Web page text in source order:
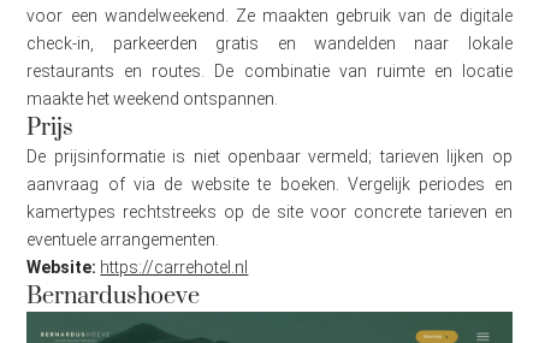
voor een wandelweekend. Ze maakten gebruik van de digitale
check-in, parkeerden gratis en wandelden naar lokale
restaurants en routes. De combinatie van ruimte en locatie
maakte het weekend ontspannen.
Prijs
De prijsinformatie is niet openbaar vermeld; tarieven lijken op
aanvraag of via de website te boeken. Vergelijk periodes en
kamertypes rechtstreeks op de site voor concrete tarieven en
eventuele arrangementen.
Website: https://carrehotel.nl
Bernardushoeve